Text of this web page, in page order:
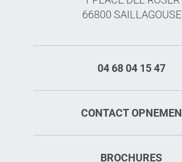
66800 SAILLAGOUSE
04 68 04 15 47
CONTACT OPNEMEN
BROCHURES